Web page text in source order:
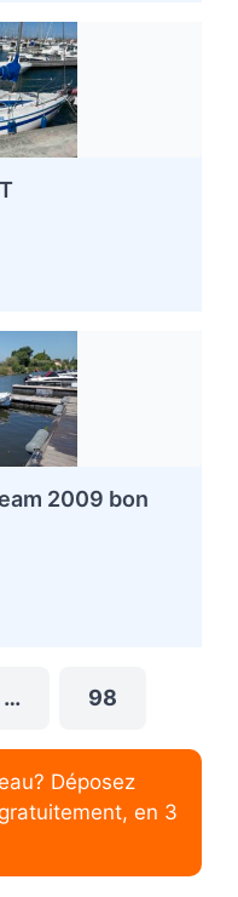
2009 bon
… 98
Déposez
en 3